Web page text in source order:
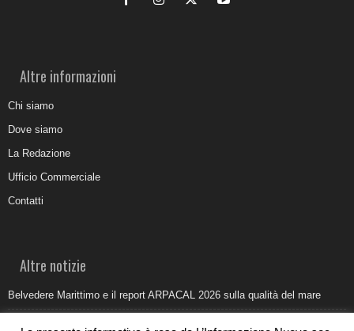
Altre informazioni
Chi siamo
Dove siamo
La Redazione
Ufficio Commerciale
Contatti
Altre notizie
Belvedere Marittimo e il report ARPACAL 2026 sulla qualità del mare